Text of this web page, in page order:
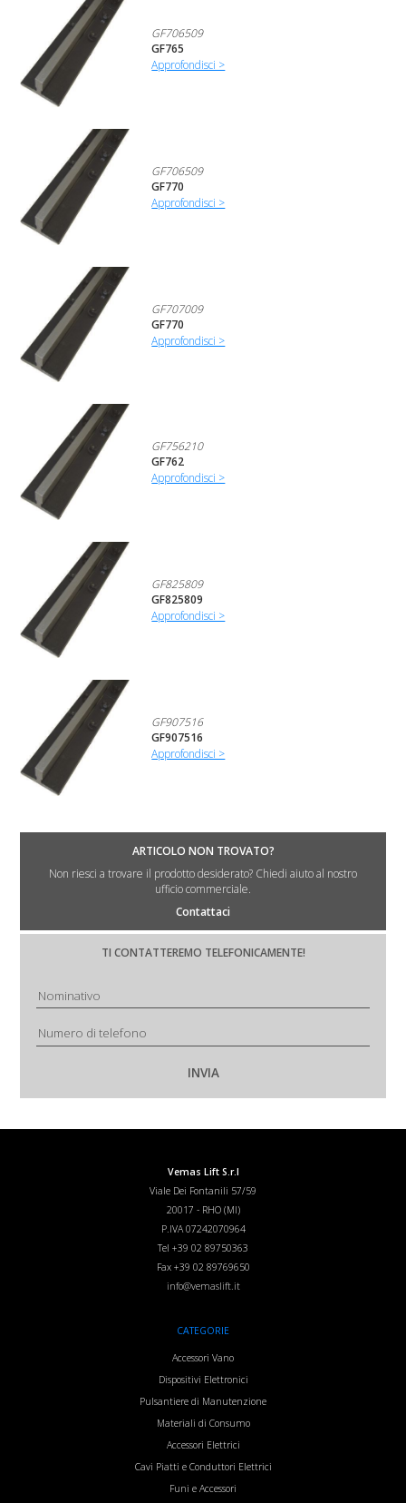
GF706509
GF765
Approfondisci >
GF706509
GF770
Approfondisci >
GF707009
GF770
Approfondisci >
GF756210
GF762
Approfondisci >
GF825809
GF825809
Approfondisci >
GF907516
GF907516
Approfondisci >
ARTICOLO NON TROVATO?
Non riesci a trovare il prodotto desiderato? Chiedi aiuto al nostro
ufficio commerciale.
Contattaci
TI CONTATTEREMO TELEFONICAMENTE!
Vemas Lift S.r.l
Viale Dei Fontanili 57/59
20017 - RHO (MI)
P.IVA 07242070964
Tel +39 02 89750363
Fax +39 02 89769650
info@vemaslift.it
CATEGORIE
Accessori Vano
Dispositivi Elettronici
Pulsantiere di Manutenzione
Materiali di Consumo
Accessori Elettrici
Cavi Piatti e Conduttori Elettrici
Funi e Accessori